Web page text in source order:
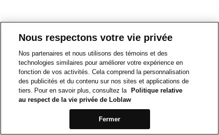
Nous respectons votre vie privée
Nos partenaires et nous utilisons des témoins et des
technologies similaires pour améliorer votre expérience en
fonction de vos activités. Cela comprend la personnalisation
des publicités et du contenu sur nos sites et applications de
tiers. Pour en savoir plus, consultez la
Politique relative
au respect de la vie privée de Loblaw
Fermer